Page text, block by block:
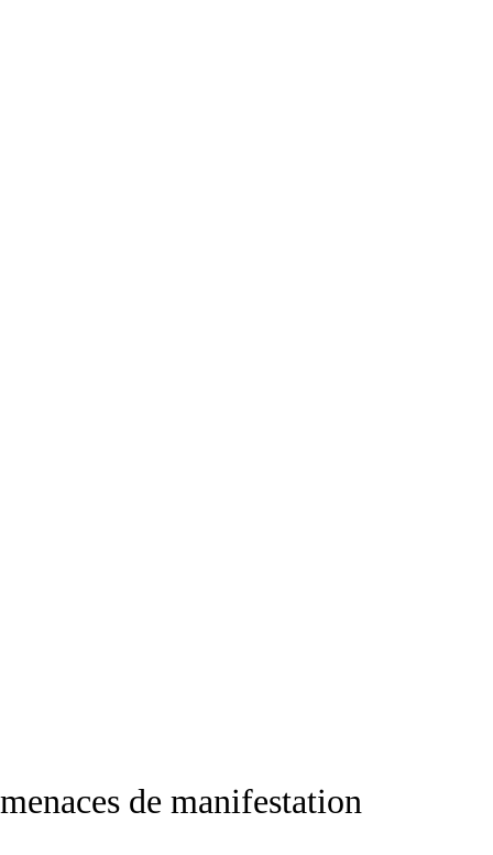
de manifestation